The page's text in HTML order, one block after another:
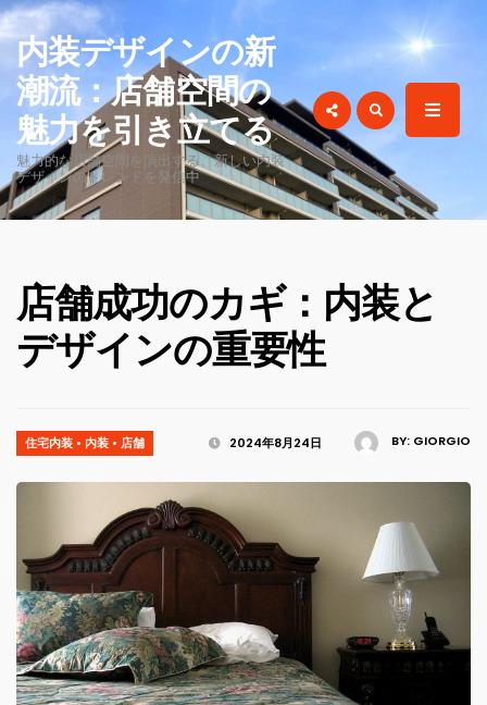
内装デザインの新
潮流：店舗空間の
魅力を引き立てる
魅力的な店舗空間を演出する、新しい内装
デザインのトレンドを発信中
店舗成功のカギ：内装と
デザインの重要性
BY: GIORGIO
2024年8月24日
住宅内装 • 内装 • 店舗